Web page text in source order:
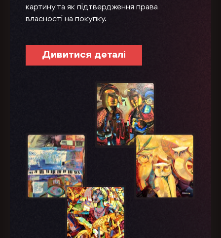
картину та як підтвердження права
власності на покупку.
Дивитися деталі